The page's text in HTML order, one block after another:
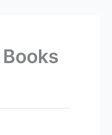
Books